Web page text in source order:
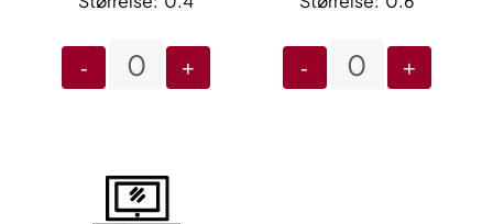
- + - +